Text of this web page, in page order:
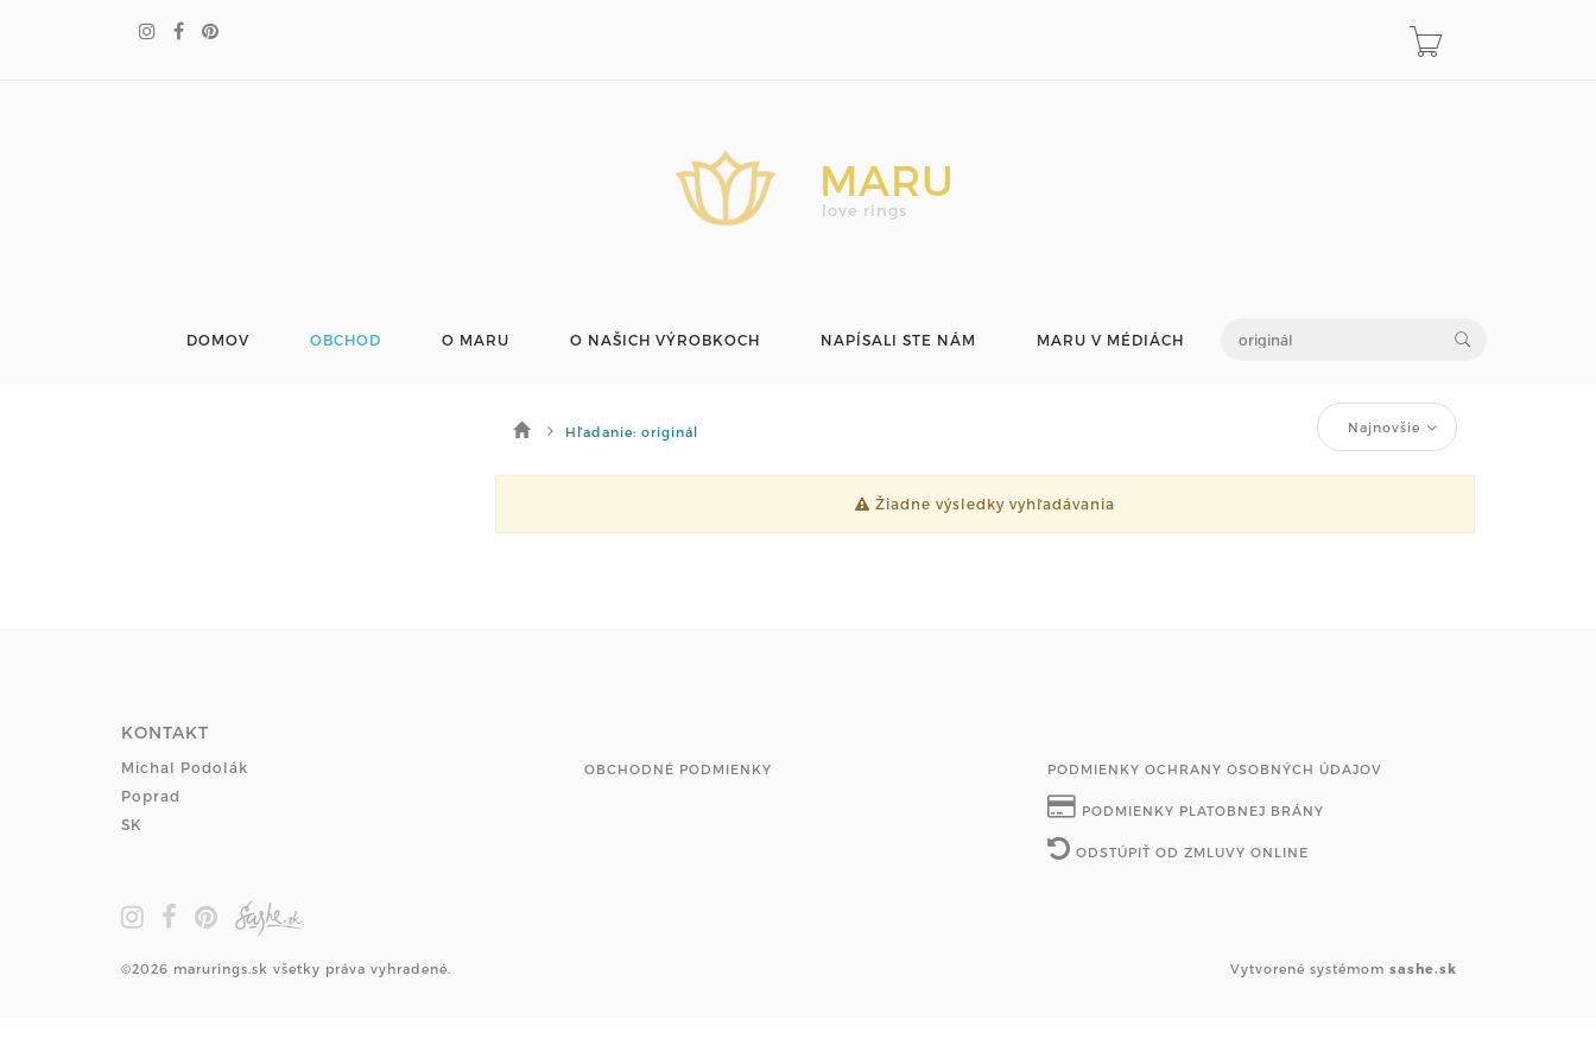
MARU
love rings
DOMOV OBCHOD O MARU O NAŠICH VÝROBKOCH NAPÍSALI STE NÁM MARU V MÉDIÁCH
Hľadanie: originál Najnovšie
Žiadne výsledky vyhľadávania
KONTAKT
Michal Podolák
Poprad
SK
OBCHODNÉ PODMIENKY PODMIENKY OCHRANY OSOBNÝCH ÚDAJOV
PODMIENKY PLATOBNEJ BRÁNY
ODSTÚPIŤ OD ZMLUVY ONLINE
©2026 marurings.sk všetky práva vyhradené. Vytvorené systémom sashe.sk